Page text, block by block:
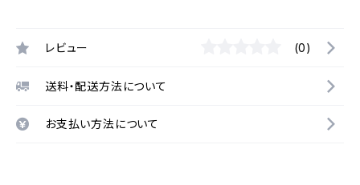
レビュー (0)
送料・配送方法について
お支払い方法について